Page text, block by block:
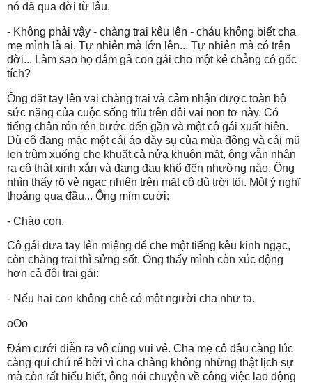
nó đã qua đời từ lâu.
- Không phải vậy - chàng trai kêu lên - cháu không biết cha
mẹ mình là ai. Tự nhiên mà lớn lên... Tự nhiên mà có trên
đời... Làm sao họ dám gả con gái cho một kẻ chẳng có gốc
tích?
Ông đặt tay lên vai chàng trai và cảm nhận được toàn bộ
sức nặng của cuộc sống trĩu trên đôi vai non tơ này. Có
tiếng chân rón rén bước đến gần và một cô gái xuất hiện.
Dù cô đang mặc một cái áo dày sụ của mùa đông và cái mũ
len trùm xuống che khuất cả nửa khuôn mặt, ông vẫn nhận
ra cô thật xinh xắn và đang đau khổ đến nhường nào. Ông
nhìn thấy rõ vẻ ngạc nhiên trên mặt cô dù trời tối. Một ý nghĩ
thoáng qua đầu... Ông mỉm cười:
- Chào con.
Cô gái đưa tay lên miệng để che một tiếng kêu kinh ngạc,
còn chàng trai thì sửng sốt. Ông thấy mình còn xúc động
hơn cả đôi trai gái:
- Nếu hai con không chê có một người cha như ta.
oOo
Đám cưới diễn ra vô cùng vui vẻ. Cha mẹ cô dâu càng lúc
càng quí chú rể bởi vì cha chàng không những thật lịch sự
mà còn rất hiểu biết, ông nói chuyện về công việc lao động